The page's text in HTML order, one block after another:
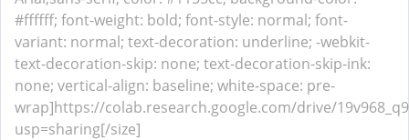
#ffffff; font-weight: bold; font-style: normal; font-
variant: normal; text-decoration: underline; -webkit-
text-decoration-skip: none; text-decoration-skip-ink:
none; vertical-align: baseline; white-space: pre-
wrap]https://colab.research.google.com/drive/
usp=sharing[/size]